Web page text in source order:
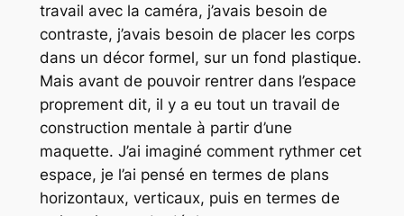
travail avec la caméra, j’avais besoin de
contraste, j’avais besoin de placer les corps
dans un décor formel, sur un fond plastique.
Mais avant de pouvoir rentrer dans l’espace
proprement dit, il y a eu tout un travail de
construction mentale à partir d’une
maquette. J’ai imaginé comment rythmer cet
espace, je l’ai pensé en termes de plans
horizontaux, verticaux, puis en termes de